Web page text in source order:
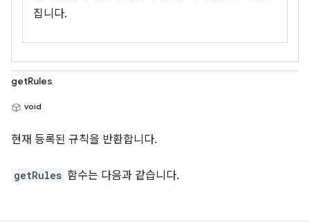
집니다.
getRules
void
현재 등록된 규칙을 반환합니다.
getRules 함수는 다음과 같습니다.